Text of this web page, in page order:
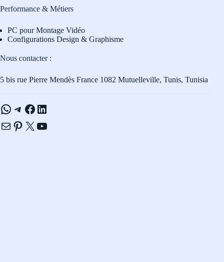
Performance & Métiers
PC pour Montage Vidéo
Configurations Design & Graphisme
Nous contacter :
5 bis rue Pierre Mendès France 1082 Mutuelleville, Tunis, Tunisia
WhatsApp
Telegram
Facebook
LinkedIn
E-mailPinterest
X YouTube